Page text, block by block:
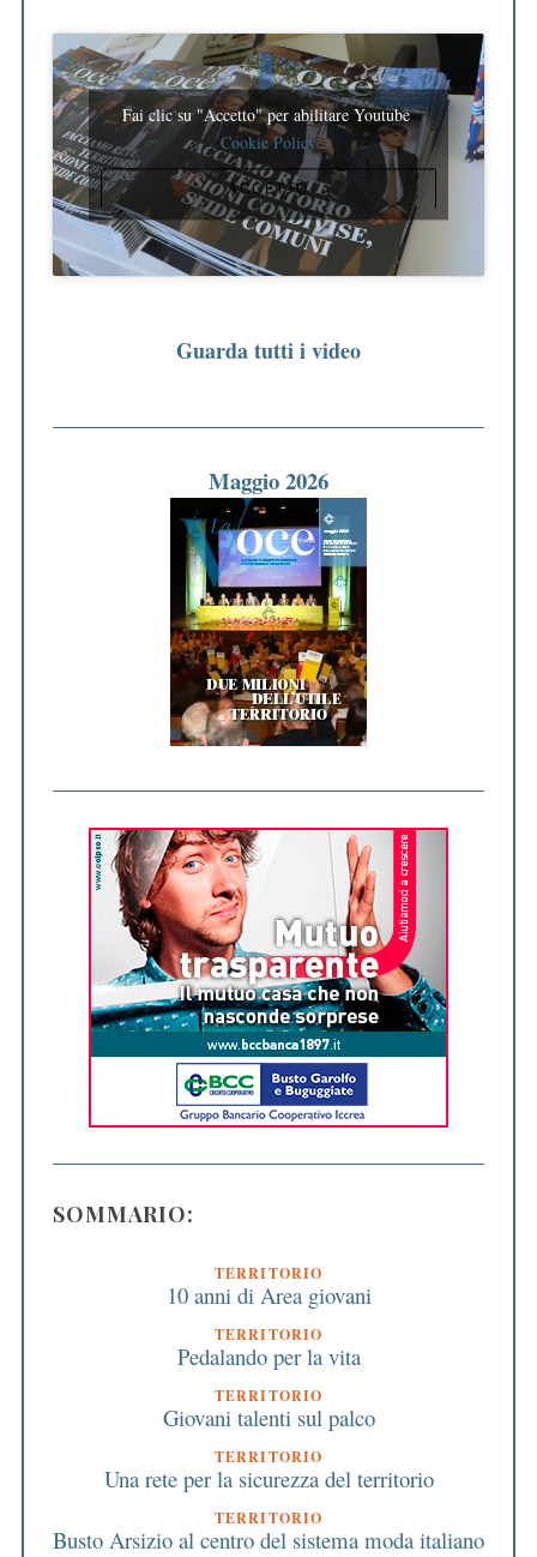
Fai clic su "Accetto" per abilitare Youtube
Cookie Policy
ACCETTO
Guarda tutti i video
Maggio 2026
SOMMARIO:
TERRITORIO
10 anni di Area giovani
TERRITORIO
Pedalando per la vita
TERRITORIO
Giovani talenti sul palco
TERRITORIO
Una rete per la sicurezza del territorio
TERRITORIO
Busto Arsizio al centro del sistema moda italiano